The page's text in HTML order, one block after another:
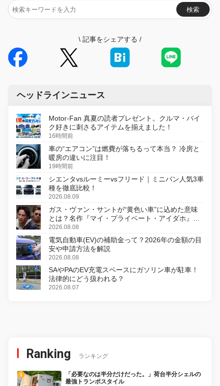
検索
\ 記事をシェアする /
ヘッドラインニュース
Motor-Fan 真夏の読者プレゼント。クルマ・バイ
ク好きに刺さるアイテムを揃えました！
16時間前
車の“エアコン”は燃費が落ちるって本当？ 冷房と
暖房の違いに注目！
19時間前
シエンタvsルーミーvsフリード｜ミニバン人気3車
種を徹底比較！
2026.08.09
ガス・ヴァン・サントが“黄色い車”に込めた意味
とは？名作『マイ・プライベート・アイダホ』が
初のデジタルリマスター版で復活
2026.08.08
電気自動車(EV)の補助金って？2026年の金額の目
安や申請方法を解説
2026.08.08
SAやPAのEV充電スペースにガソリン車が駐車！
法律的にどう扱われる？
2026.08.07
Ranking ランキング
「必要なのは半分だけだった。」荷台半分シェルの
最強トランポスタイル